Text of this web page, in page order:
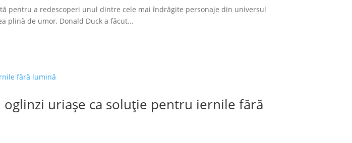
pentru a redescoperi unul dintre cele mai îndrăgite personaje din universul
plină de umor, Donald Duck a făcut...
uriașe ca soluție pentru iernile fără